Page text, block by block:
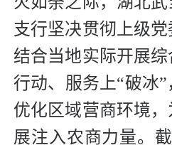
支行坚决贯彻上级党
结合当地实际开展综
行动、服务上“破冰
优化区域营商环境
展注入农商力量。